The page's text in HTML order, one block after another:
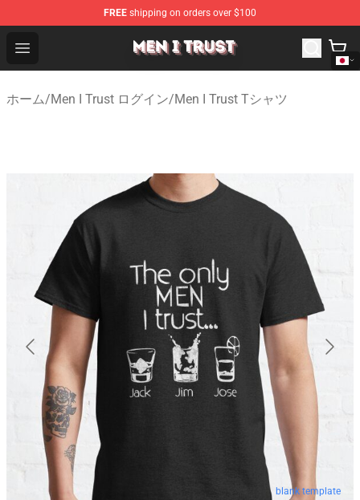
FREE shipping on orders over $100
Open menu
Men I Trust Shop - Official Men I Trust Merchandise Store
ホーム/Men I Trust ログイン/Men I Trust Tシャツ
blank template